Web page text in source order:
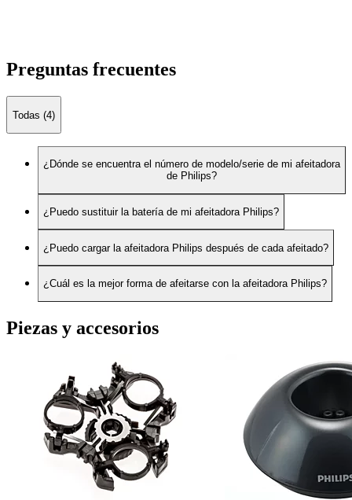
Preguntas frecuentes
Todas (4)
¿Dónde se encuentra el número de modelo/serie de mi afeitadora
de Philips?
¿Puedo sustituir la batería de mi afeitadora Philips?
¿Puedo cargar la afeitadora Philips después de cada afeitado?
¿Cuál es la mejor forma de afeitarse con la afeitadora Philips?
Piezas y accesorios